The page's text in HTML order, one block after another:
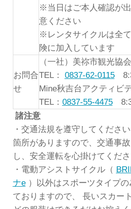
※当日はご本人確認が
意ください
※レンタサイクルは全
険に加入しています
お問合
せ
（一社）美祢市観光協会
TEL： 0837-62-0115
Mine秋吉台アクティビ
TEL： 0837-55-4475
諸注意
・交通法規を遵守してくださ
箇所がありますので、交通事
し、安全運転を心掛けてくださ
・電動アシストサイクル（
ナe）以外はスポーツタイプの
ておりますので、 長いスカー